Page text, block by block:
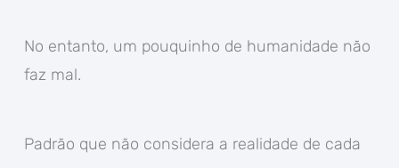
No entanto, um pouquinho de humanidade não
faz mal.
Padrão que não considera a realidade de cada